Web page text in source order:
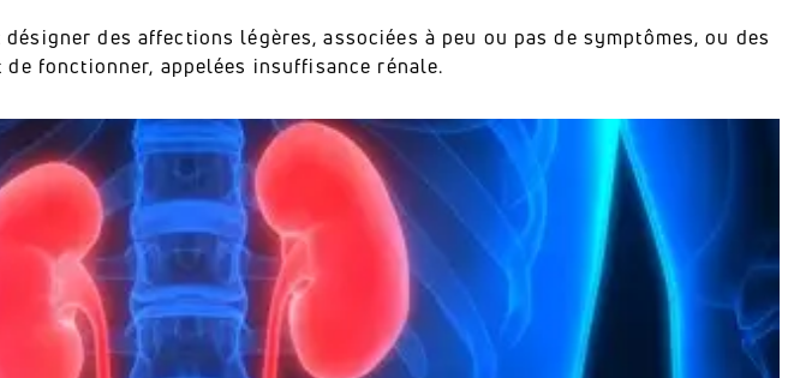
des affections légères, associées à peu ou pas de symptômes, ou des
fonctionner, appelées insuffisance rénale.